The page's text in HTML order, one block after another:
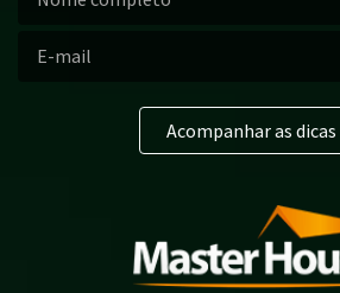
Acompanhar as dicas